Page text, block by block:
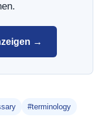
→
#terminology